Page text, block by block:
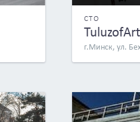
СТО
TuluzofArt
г.Минск, ул.